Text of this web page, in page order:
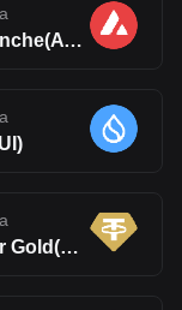
Avalanche(AVAX)
Tether Gold(XAUt)